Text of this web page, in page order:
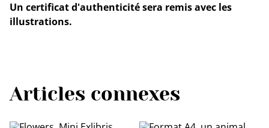
Un certificat d'authenticité sera remis avec les
illustrations.
Articles connexes